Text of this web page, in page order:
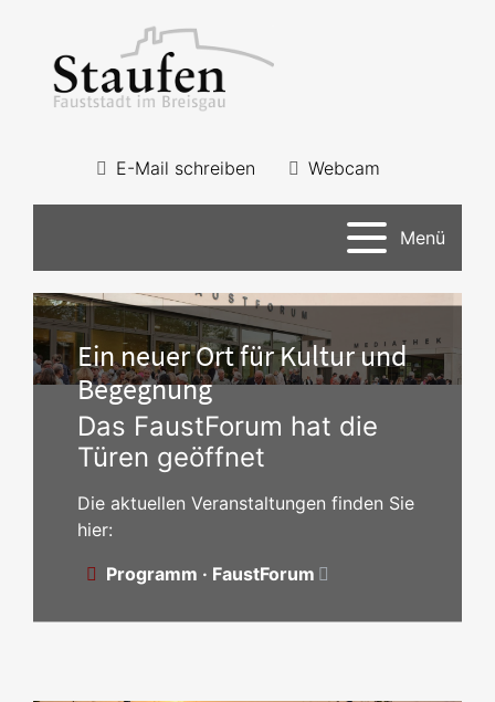
E-Mail schreiben Webcam
Menü
Ein neuer Ort für Kultur und
Begegnung
Das FaustForum hat die
Türen geöffnet
Die aktuellen Veranstaltungen finden Sie
hier:
Programm · FaustForum